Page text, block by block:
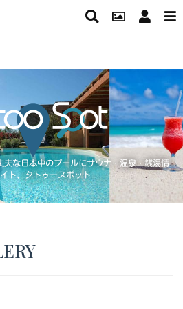
な日本中のプールにサウナ・温泉・銭湯情
ト、タトゥースポット